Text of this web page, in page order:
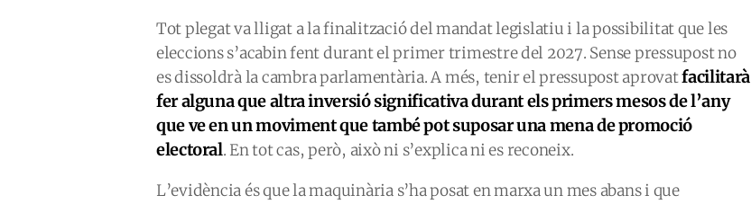
Tot plegat va lligat a la finalització del mandat legislatiu i la possibilitat que les
eleccions s’acabin fent durant el primer trimestre del 2027. Sense pressupost no
es dissoldrà la cambra parlamentària. A més, tenir el pressupost aprovatfacilitarà
fer alguna que altra inversió significativa durant els primers mesos de l’any
que ve en un moviment que també pot suposar una mena de promoció
electoral. En tot cas, però, això ni s’explica ni es reconeix.
L’evidència és que la maquinària s’ha posat en marxa un mes abans i que